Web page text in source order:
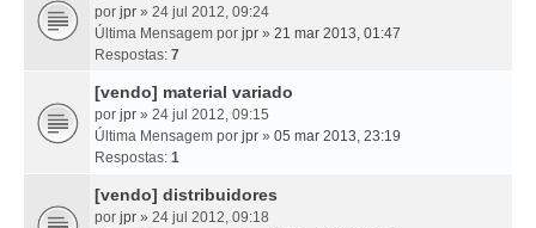
por jpr » 24 jul 2012, 09:24
Última Mensagem por jpr » 21 mar 2013, 01:47
Respostas: 7
[vendo] material variado
por jpr » 24 jul 2012, 09:15
Última Mensagem por jpr » 05 mar 2013, 23:19
Respostas: 1
[vendo] distribuidores
por jpr » 24 jul 2012, 09:18